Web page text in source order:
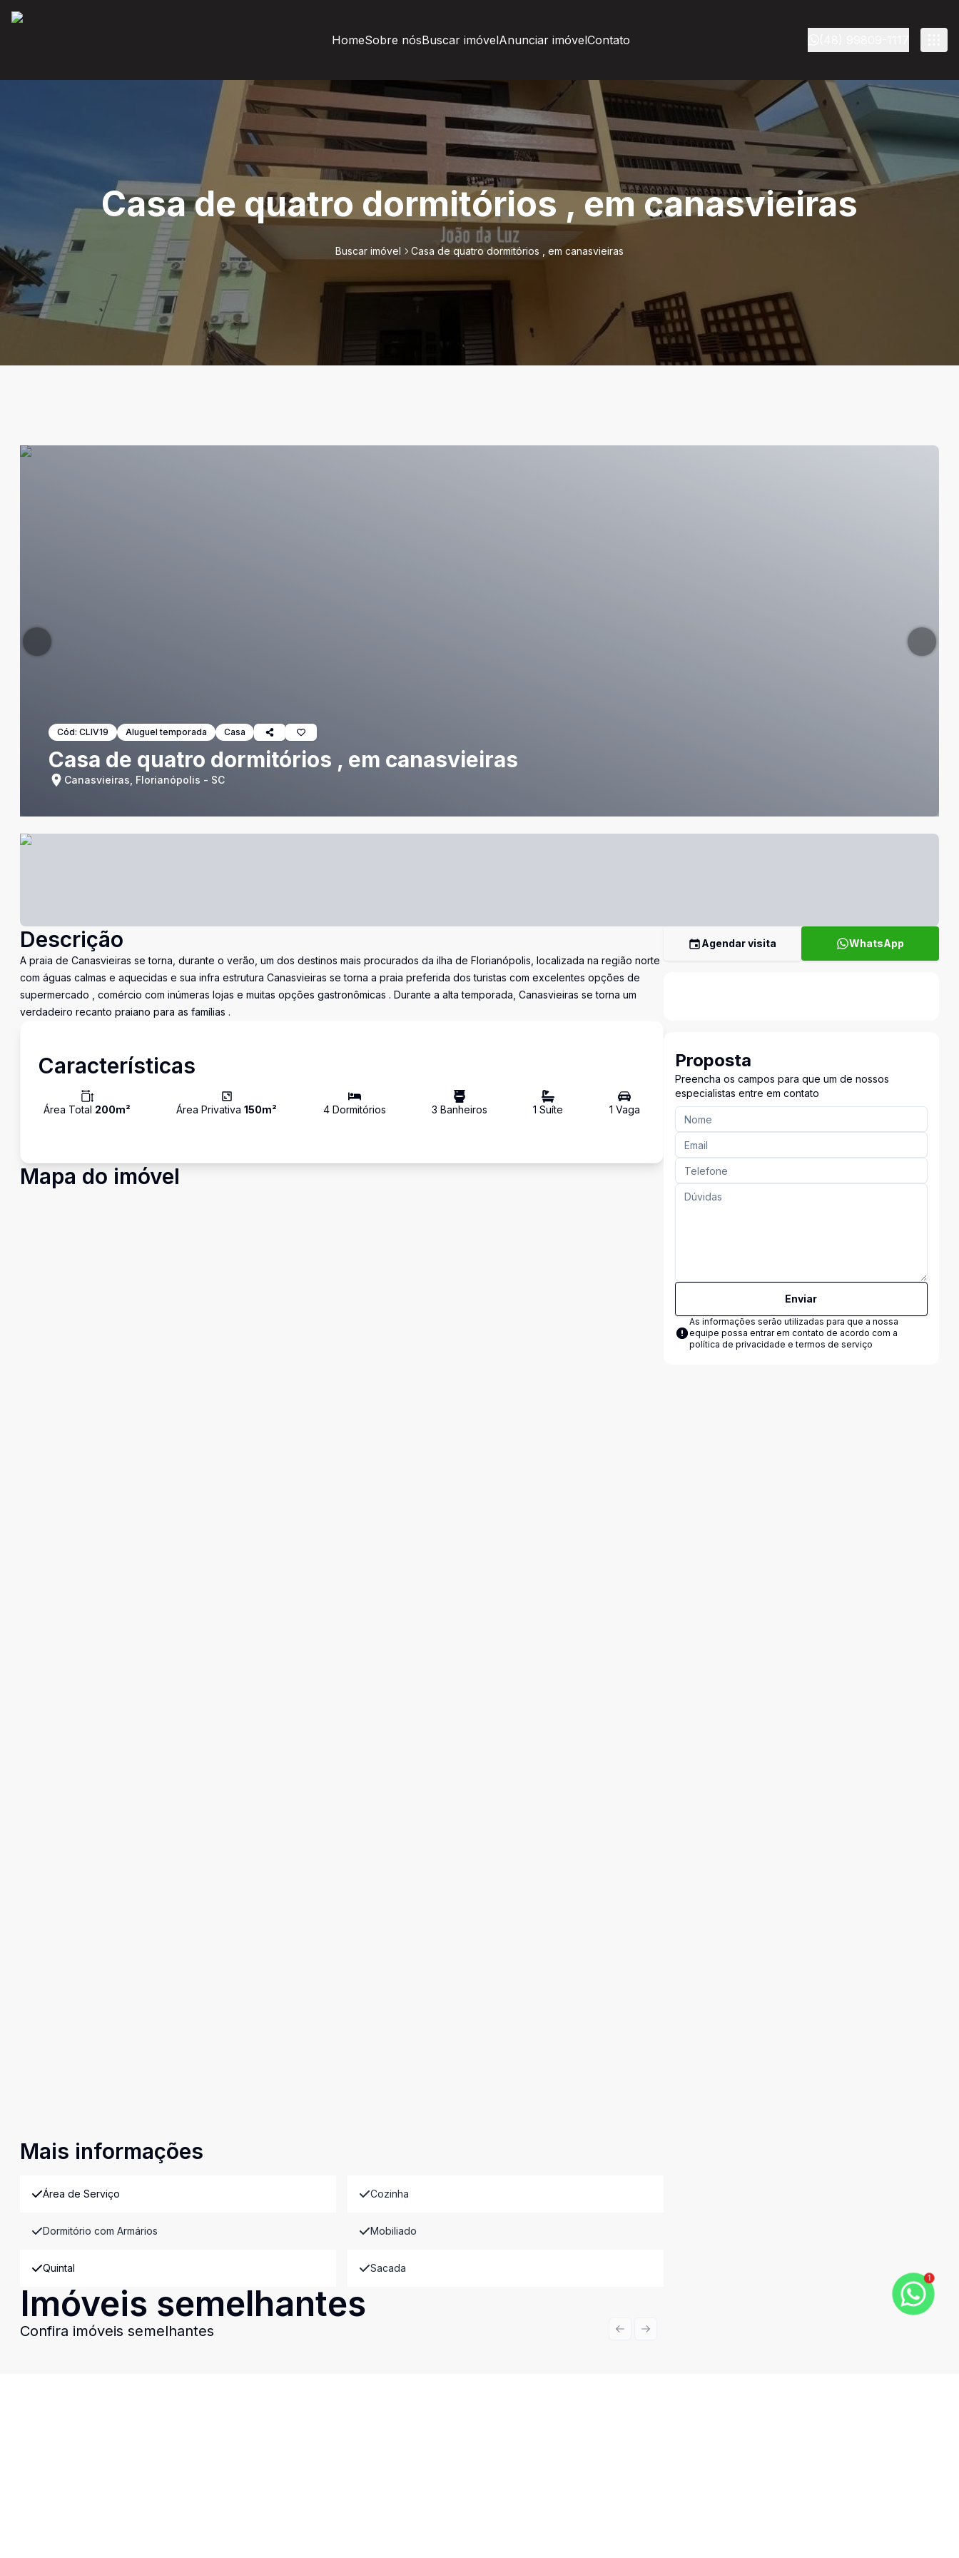
HomeSobre nósBuscar imóvelAnunciar imóvelContato
Casa de quatro dormitórios , em canasvieiras
Buscar imóvel Casa de quatro dormitórios , em canasvieiras
Cód: CLIV19 Aluguel temporada Casa
Casa de quatro dormitórios , em canasvieiras
Canasvieiras, Florianópolis - SC
Descrição
A praia de Canasvieiras se torna, durante o verão, um dos destinos mais procurados da ilha de Florianópolis, localizada na região norte
com águas calmas e aquecidas e sua infra estrutura Canasvieiras se torna a praia preferida dos turistas com excelentes opções de
supermercado , comércio com inúmeras lojas e muitas opções gastronômicas . Durante a alta temporada, Canasvieiras se torna um
verdadeiro recanto praiano para as famílias .
Características
Área Total 200m² Área Privativa150m² 4Dormitórios 3 Banheiros 1 Suíte 1 Vaga
Mapa do imóvel
Mais informações
Área de Serviço Cozinha
Dormitório com Armários Mobiliado
Quintal Sacada
Imóveis semelhantes
Confira imóveis semelhantes Previous slide
Next slide
Agendar visita WhatsApp
Proposta
Preencha os campos para que um de nossos
especialistas entre em contato
Enviar
As informações serão utilizadas para que a nossa
equipe possa entrar em contato de acordo com a
política de privacidade e termos de serviço
1